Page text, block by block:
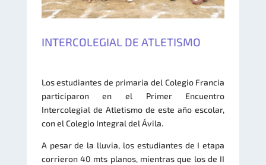
INTERCOLEGIAL DE ATLETISMO
Los estudiantes de primaria del Colegio Francia
participaron en el Primer Encuentro
Intercolegial de Atletismo de este año escolar,
con el Colegio Integral del Ávila.
A pesar de la lluvia, los estudiantes de I etapa
corrieron 40 mts planos, mientras que los de II